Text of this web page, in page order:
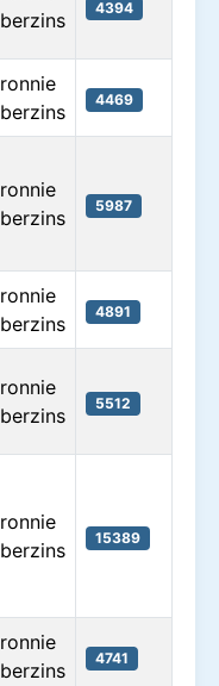
berzins
4394
ronnie
berzins
4469
ronnie
berzins
5987
ronnie
berzins
4891
ronnie
berzins
5512
ronnie
berzins
15389
ronnie
berzins
4741